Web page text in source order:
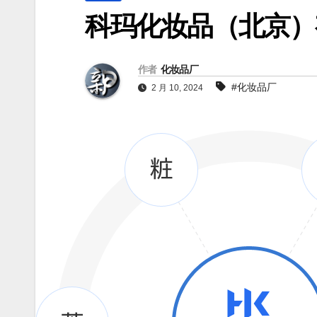
科玛化妆品（北京
作者 化妆品厂
2 月 10, 2024 #化妆品厂